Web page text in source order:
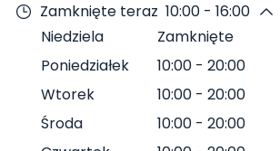
Zamknięte teraz 10:00 - 16:00
Niedziela
Zamknięte
Poniedziałek
10:00 - 20:00
Wtorek
10:00 - 20:00
Środa
10:00 - 20:00